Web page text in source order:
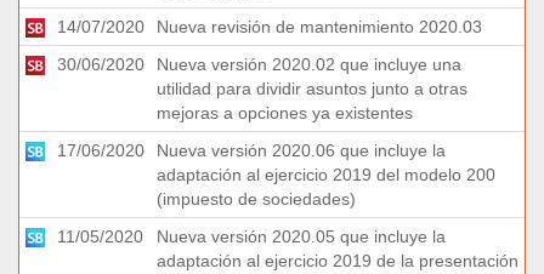
14/07/2020
Nueva revisión de mantenimiento 2020.03
30/06/2020
Nueva versión 2020.02 que incluye una
utilidad para dividir asuntos junto a otras
mejoras a opciones ya existentes
17/06/2020
Nueva versión 2020.06 que incluye la
adaptación al ejercicio 2019 del modelo 200
(impuesto de sociedades)
11/05/2020
Nueva versión 2020.05 que incluye la
adaptación al ejercicio 2019 de la presentación